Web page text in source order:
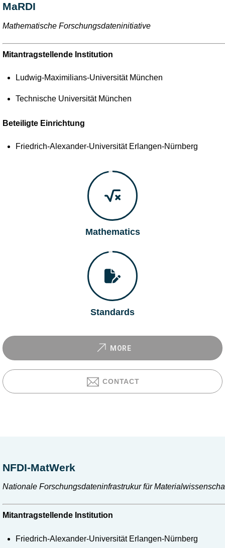
MaRDI
Mathematische Forschungsdateninitiative
Mitantragstellende Institution
Ludwig-Maximilians-Universität München
Technische Universität München
Beteiligte Einrichtung
Friedrich-Alexander-Universität Erlangen-Nürnberg
Mathematics
Standards
MORE
CONTACT
NFDI-MatWerk
Nationale Forschungsdateninfrastrukur für
Mitantragstellende Institution
Friedrich-Alexander-Universität Erlangen-Nürnberg